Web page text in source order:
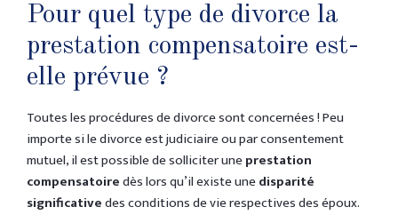
Pour quel type de divorce la
prestation compensatoire est-
elle prévue ?
Toutes les procédures de divorce sont concernées ! Peu
importe si le divorce est judiciaire ou par consentement
mutuel, il est possible de solliciter uneprestation
compensatoiredès lors qu’il existe unedisparité
significativedes conditions de vie respectives des époux.